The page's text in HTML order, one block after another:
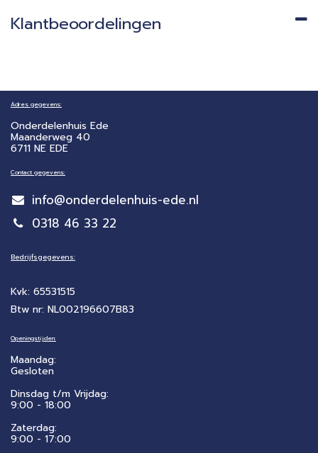
Klantbeoordelingen
Adres gegevens:
Onderdelenhuis Ede
Maanderweg 40
6711 NE EDE
Contact gegevens:
info@onderdelenhuis-ede.nl
0318 46 33 22
Bedrijfsgegevens:
Kvk: 65531515
Btw nr: NL002196607B83
Openingstijden:
Maandag:
Gesloten
Dinsdag t/m Vrijdag:
9:00 - 18:00
Zaterdag:
​9:00 - 17:00